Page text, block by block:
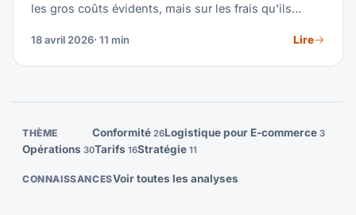
les gros coûts évidents, mais sur les frais qu'ils
catégories de coûts de l'acheminement FBA, avec
18 avril 2026· 11 min Lire
THÈME Conformité 26Logistique pour E-commerce 3
Opérations 30Tarifs 16Stratégie 11
CONNAISSANCESVoir toutes les analyses